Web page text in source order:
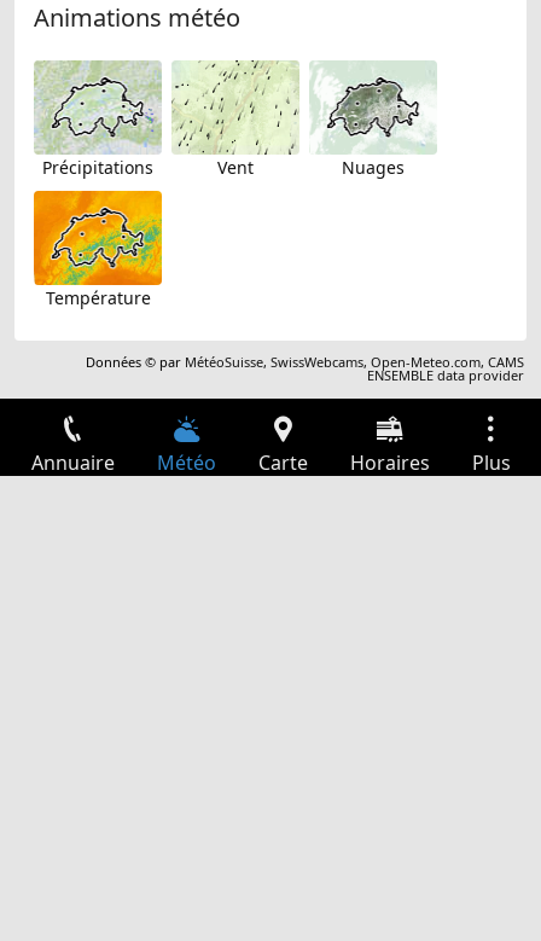
Animations météo
Précipitations Vent Nuages
Température
Données © par MétéoSuisse,SwissWebcams,Open-Meteo.com,CAMS
ENSEMBLE data provider
Annuaire Météo Carte Horaires Plus